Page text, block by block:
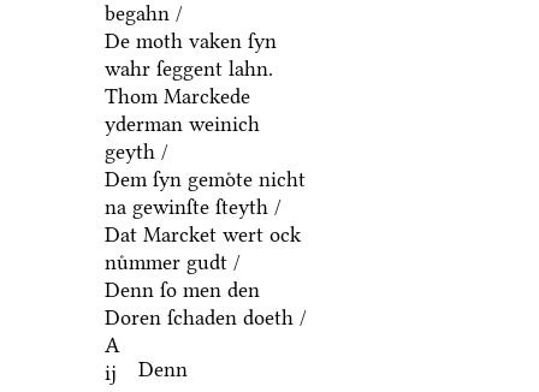
begahn /
De moth vaken ſyn
wahr ſeggent lahn.
Thom Marckede
yderman weinich
geyth /
Dem ſyn gemoͤte nicht
na gewinſte ſteyth /
Dat Marcket wert ock
nuͤmmer gudt /
Denn ſo men den
Doren ſchaden doeth /
A
ij
Denn